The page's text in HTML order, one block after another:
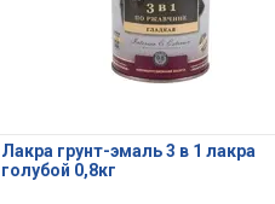
Лакра грунт-эмаль 3 в 1 лакра
голубой 0,8кг